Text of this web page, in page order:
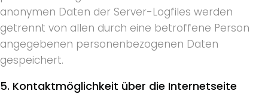
anonymen Daten der Server-Logfiles werden
getrennt von allen durch eine betroffene Person
angegebenen personenbezogenen Daten
gespeichert.
5. Kontaktmöglichkeit über die Internetseite